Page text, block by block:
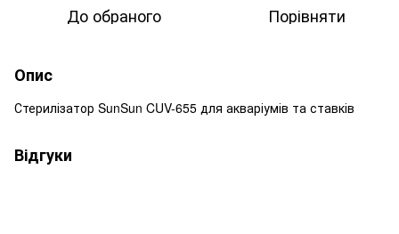
До обраного Порівняти
Опис
Стерилізатор SunSun CUV-655 для акваріумів та ставків
Відгуки